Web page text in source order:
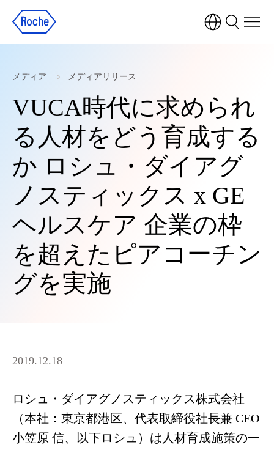
メディア メディアリリース
VUCA時代に求められ
る人材をどう育成する
か ロシュ・ダイアグ
ノスティックス x GE
ヘルスケア 企業の枠
を超えたピアコーチン
グを実施
2019.12.18
ロシュ・ダイアグノスティックス株式会社
（本社：東京都港区、代表取締役社長兼 CEO
小笠原 信、以下ロシュ）は人材育成施策の一